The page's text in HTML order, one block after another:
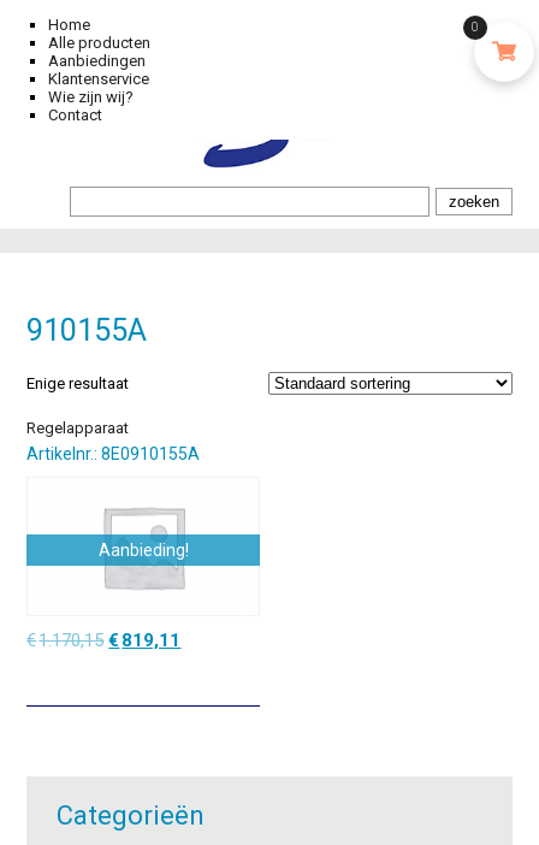
Home
Alle producten
Aanbiedingen
Klantenservice
Wie zijn wij?
Contact
910155A
Enige resultaat
Regelapparaat
Artikelnr.: 8E0910155A
Aanbieding!
€1.170,15Oorspronkelijke
€1.170,15.
€ 819,11
€819,11.
Categorieën
0